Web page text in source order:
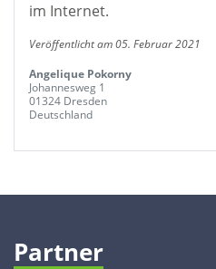
im Internet.
Veröffentlicht am 05. Februar 2021
Angelique Pokorny
Johannesweg 1
01324 Dresden
Deutschland
Partner